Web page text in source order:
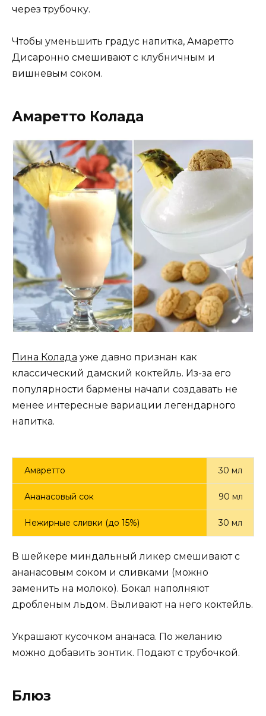
через трубочку.
Чтобы уменьшить градус напитка, Амаретто
Дисаронно смешивают с клубничным и
вишневым соком.
Амаретто Колада
Пина Колада уже давно признан как
классический дамский коктейль. Из-за его
популярности бармены начали создавать не
менее интересные вариации легендарного
напитка.
Амаретто 30 мл
Ананасовый сок 90 мл
Нежирные сливки (до 15%) 30 мл
В шейкере миндальный ликер смешивают с
ананасовым соком и сливками (можно
заменить на молоко). Бокал наполняют
дробленым льдом. Выливают на него коктейль.
Украшают кусочком ананаса. По желанию
можно добавить зонтик. Подают с трубочкой.
Блюз